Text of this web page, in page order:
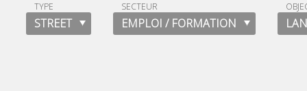
TYPE
STREET
SECTEUR
EMPLOI / FORMATION